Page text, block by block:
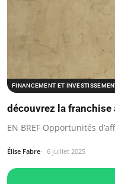
FINANCEMENT ET
découvrez la
EN BREF Opportunités
Élise Fabre 6 juillet 2025